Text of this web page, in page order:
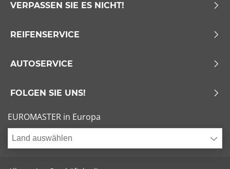
VERPASSEN SIE ES NICHT!
REIFENSERVICE
AUTOSERVICE
FOLGEN SIE UNS!
EUROMASTER in Europa
Land auswählen